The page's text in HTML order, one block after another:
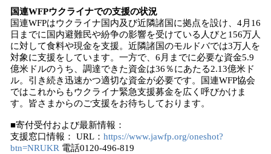
国連WFPウクライナでの支援の状況
国連WFPはウクライナ国内及び近隣諸国に拠点を設け、4月16
日までに国内避難民や紛争の影響を受けている人びと156万人
に対して食料や現金を支援。近隣諸国のモルドバでは3万人を
対象に支援をしています。一方で、6月までに必要な資金5.9
億米ドルのうち、調達できた資金は36％にあたる2.13億米ド
ル。引き続き迅速かつ適切な資金が必要です。国連WFP協会
ではこれからもウクライナ緊急支援募金を広く呼びかけま
す。皆さまからのご支援をお待ちしております。
■寄付受付および最新情報：
支援窓口情報： URL： https://www.jawfp.org/oneshot?
btn=NRUKR 電話0120-496-819